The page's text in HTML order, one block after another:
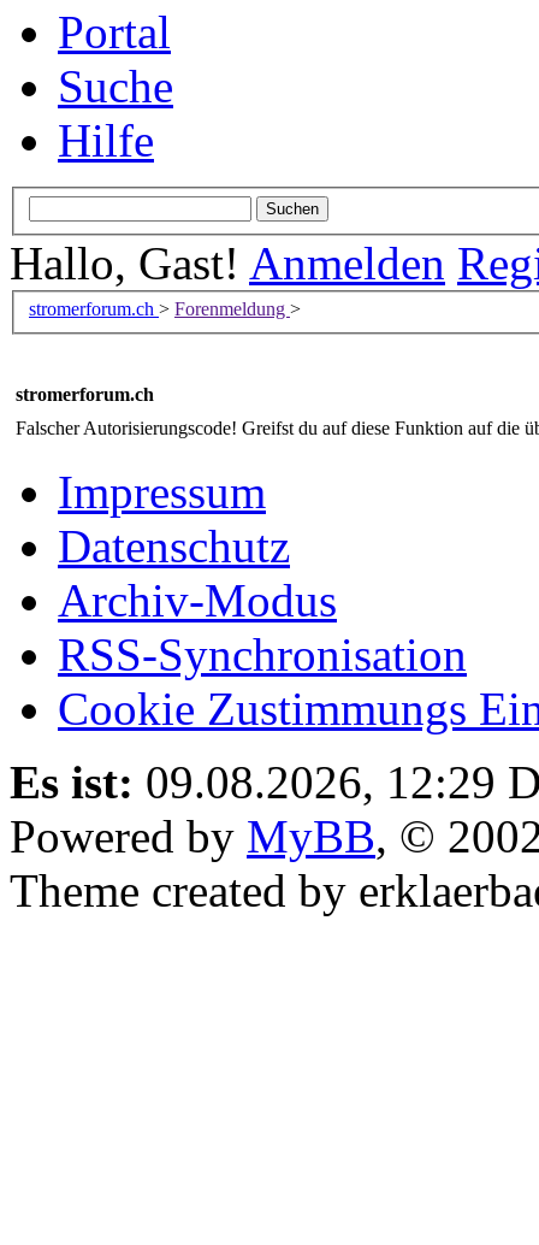
Portal
Suche
Hilfe
Hallo, Gast! Anmelden
stromerforum.ch > Forenmeldung >
stromerforum.ch
Falscher Autorisierungscode! Greifst du auf diese Funktion auf die
Impressum
Datenschutz
Archiv-Modus
RSS-Synchronisation
Cookie Zustimmungs
Es ist: 09.08.2026, 12:29
Powered by MyBB, ©
Theme created by